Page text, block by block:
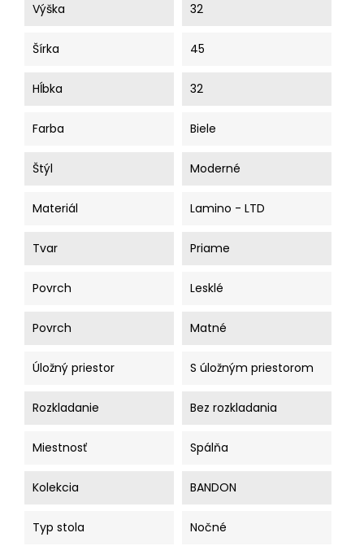
Výška 32
Šírka 45
Hĺbka 32
Farba Biele
Štýl Moderné
Materiál Lamino - LTD
Tvar Priame
Povrch Lesklé
Povrch Matné
Úložný priestor S úložným priestorom
Rozkladanie Bez rozkladania
Miestnosť Spálňa
Kolekcia BANDON
Typ stola Nočné